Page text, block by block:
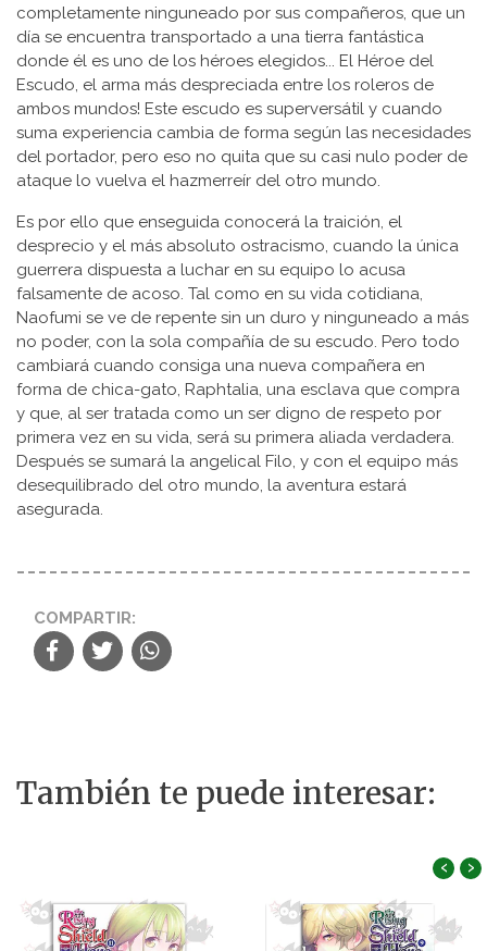
completamente ninguneado por sus compañeros, que un
día se encuentra transportado a una tierra fantástica
donde él es uno de los héroes elegidos... El Héroe del
Escudo, el arma más despreciada entre los roleros de
ambos mundos! Este escudo es superversátil y cuando
suma experiencia cambia de forma según las necesidades
del portador, pero eso no quita que su casi nulo poder de
ataque lo vuelva el hazmerreír del otro mundo.
Es por ello que enseguida conocerá la traición, el
desprecio y el más absoluto ostracismo, cuando la única
guerrera dispuesta a luchar en su equipo lo acusa
falsamente de acoso. Tal como en su vida cotidiana,
Naofumi se ve de repente sin un duro y ninguneado a más
no poder, con la sola compañía de su escudo. Pero todo
cambiará cuando consiga una nueva compañera en
forma de chica-gato, Raphtalia, una esclava que compra
y que, al ser tratada como un ser digno de respeto por
primera vez en su vida, será su primera aliada verdadera.
Después se sumará la angelical Filo, y con el equipo más
desequilibrado del otro mundo, la aventura estará
asegurada.
COMPARTIR:
También te puede interesar:
‹ ›